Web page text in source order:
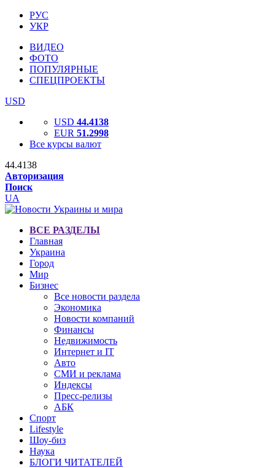
РУС
УКР
ВИДЕО
ФОТО
ПОПУЛЯРНЫЕ
СПЕЦПРОЕКТЫ
USD
USD 44.4138
EUR 51.2998
Все курсы валют
44.4138
Авторизация
Поиск
UA
ВСЕ РАЗДЕЛЫ
Главная
Украина
Город
Мир
Бизнес
Все новости раздела
Экономика
Новости компаний
Финансы
Недвижимость
Интернет и IT
Авто
СМИ и реклама
Индексы
Пресс-релизы
АБК
Спорт
Lifestyle
Шоу-биз
Наука
БЛОГИ ЧИТАТЕЛЕЙ